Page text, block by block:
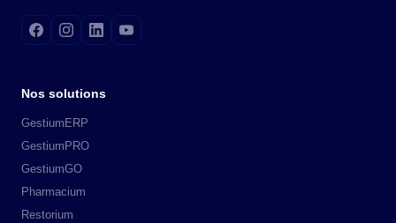
Nos solutions
GestiumERP
GestiumPRO
GestiumGO
Pharmacium
Restorium